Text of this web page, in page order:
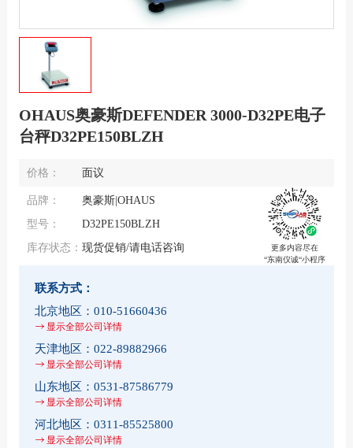
OHAUS奥豪斯DEFENDER 3000-D32PE电子
台秤D32PE150BLZH
价格： 面议
更多内容尽在
“东南仪诚“小程序
品牌：
奥豪斯|OHAUS
型号：
D32PE150BLZH
库存状态： 现货促销/请电话咨询
联系方式：
北京地区： 010-51660436
显示全部公司详情
天津地区： 022-89882966
显示全部公司详情
山东地区： 0531-87586779
显示全部公司详情
河北地区： 0311-85525800
显示全部公司详情